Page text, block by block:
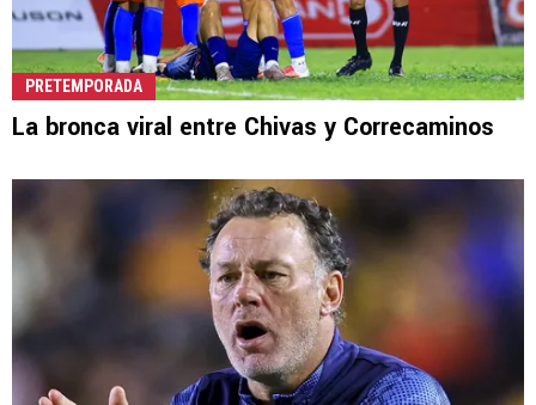
PRETEMPORADA
La bronca viral entre Chivas y Correcaminos